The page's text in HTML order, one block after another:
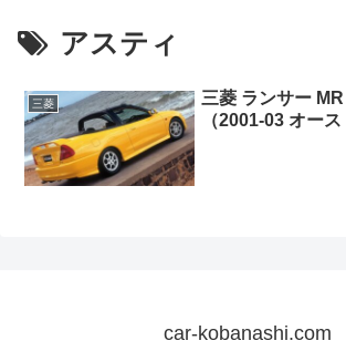
アスティ
三菱
三菱 ランサー
（2001-03 オース
car-kobanashi.com